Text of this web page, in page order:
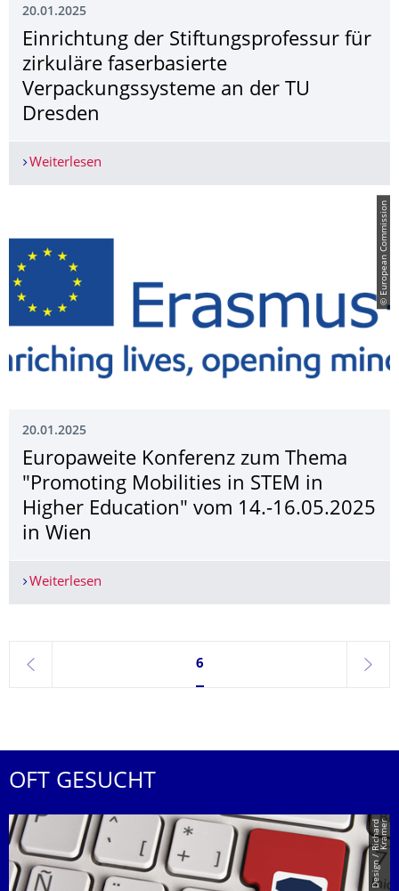
20.01.2025
Einrichtung der Stiftungsprofessur für
zirkuläre faserbasierte
Verpackungssysteme an der TU
Dresden
Weiterlesen
© European Commission
20.01.2025
Europaweite Konferenz zum Thema
"Promoting Mobilities in STEM in
Higher Education" vom 14.-16.05.2025
in Wien
Weiterlesen
zurück
Seite 6, aktuell ausgewählt
6
weiter
OFT GESUCHT
r